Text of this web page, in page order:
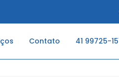
Contato 41 99725-